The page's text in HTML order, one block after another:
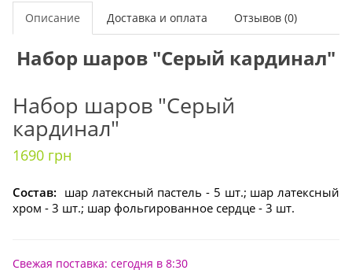
Описание Доставка и оплата Отзывов (0)
Набор шаров "Серый кардинал"
Набор шаров "Серый
кардинал"
1690 грн
Состав: шар латексный пастель - 5 шт.; шар латексный
хром - 3 шт.; шар фольгированное сердце - 3 шт.
Свежая поставка: сегодня в 8:30